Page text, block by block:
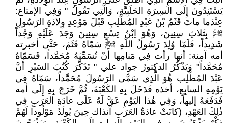
يَسْتَنِدُونَ إِلَى السِيرَةِ الحَلَبِيَّةِ، وَالَّتِي تَقُولُ " وَفِي الإمتاع:
عِنْدَما ماتَ قَثَمُ بْنُ عَبْدِ المُطَّلِبِ قَبْلَ مَوْعِدِ وِلادَةِ الرَسُولِ
ﷺ بِثَلاثِ سِنِينَ، وَهُوَ اِبْنُ تِسْعِ سِنِينَ وَجَدَ عَلَيْهِ وَجْداً
شَدِيداً، فَلَمّا وُلِدَ رَسُولُ اللّٰهِ ﷺ سَمّاهُ قَثَمَ، حَتَّى أخبرته
أمه آمنة: أنها رأت فِي مَنامِها أَنْ تُسَمِّيَهُ مُحَمَّداً، فَسَمّاهُ
مُحَمَّداً" وَيَذْكُرُ الدكتورُ جواد علي " تَذَكَّرَ كُتُبَ السَيْرِ أَنَّ
عَبْدَ المُطَّلِب هُوَ الَّذِي سَمَّى الرَسُولَ مُحَمَّداً، سَمّاهُ فِي
يَوْمِهِ السابِعِ، أخذه فَدَخَلَ بِهِ الكَعْبَةَ، ثُمَّ خَرَجَ بِهِ إِلَى أمه
فَدَفَعَهُ إليها، وَفِي هٰذا اليَوْمِ عَقَّ لَهُ عَلَى عادَةِ العَرَبِ فِي
ذٰلِكَ العَهْدِ، (كانَتْ عادَةُ العَرَبِ آنذاك حِينَ يُولَدُ مَوْلُوداً لَهُمْ